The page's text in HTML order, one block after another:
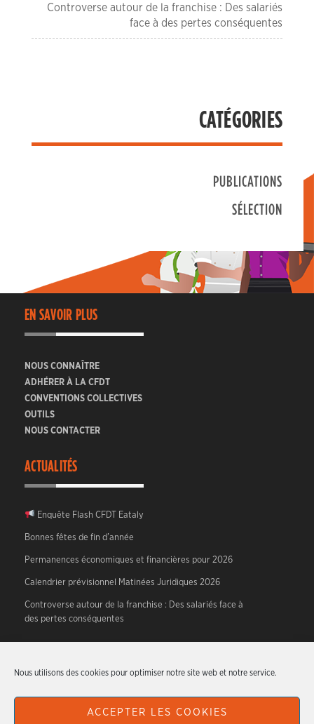
Nous utilisons des cookies pour optimiser notre site web et notre service.
ACCEPTER LES COOKIES
Controverse autour de la franchise : Des salariés
face à des pertes conséquentes
CATÉGORIES
PUBLICATIONS
SÉLECTION
EN SAVOIR PLUS
NOUS CONNAÎTRE
ADHÉRER À LA CFDT
CONVENTIONS COLLECTIVES
OUTILS
NOUS CONTACTER
ACTUALITÉS
Enquête Flash CFDT Eataly
Bonnes fêtes de fin d’année
Permanences économiques et financières pour 2026
Calendrier prévisionnel Matinées Juridiques 2026
Controverse autour de la franchise : Des salariés face à
des pertes conséquentes
CFDT HTR – Hotellerie, Tourisme, Restauration.